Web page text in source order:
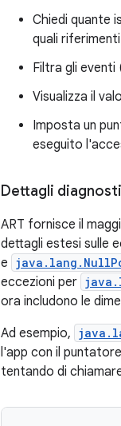
Chiedi quante
quali
Filtra gli eventi
Visualizza il
Imposta un
eseguito
Dettagli
ART fornisce il
dettagli estesi sulle
e
eccezioni per
ora includono le
Ad esempio,
l'app con il
tentando di